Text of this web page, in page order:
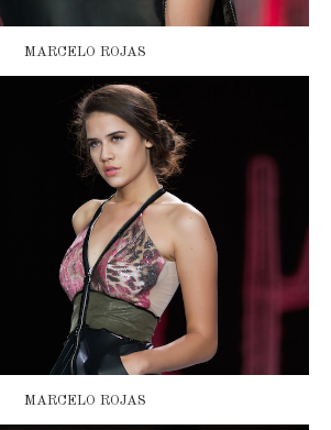
MARCELO ROJAS
MARCELO ROJAS